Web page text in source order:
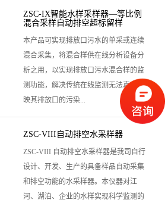
ZSC-IX智能水样采样器—等比例
混合采样自动排空超标留样
本产品可实现排放口污水的单采或连续
混合采集，将混合样供在线分析设备分
析之用，以实现排放口污水混合样的监
测功能，解决传统在线监测无法真实反
映其排放口的污染...
ZSC-VIII自动排空水采样器
ZSC-VIII 自动排空水采样器是我司自行
设计、开发、生产的具备样品自动采集
和排空功能的水采样器。本仪器对江
河、湖泊、企业的水样实现科学监测的